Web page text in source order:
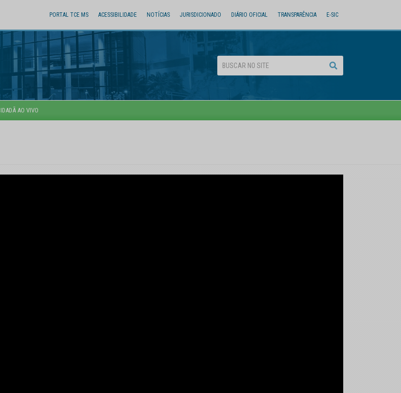
PORTAL TCE MS ACESSIBILIDADE NOTÍCIAS JURISDICIONADO DIÁRIO OFICIAL TRANSPARÊNCIA E-SIC
AO VIVO